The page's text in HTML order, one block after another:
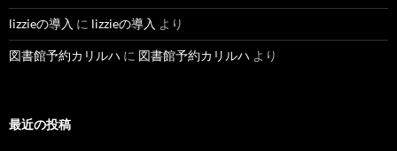
lizzieの導入 に lizzieの導入 より
図書館予約カリルハ に 図書館予約カリルハ より
最近の投稿